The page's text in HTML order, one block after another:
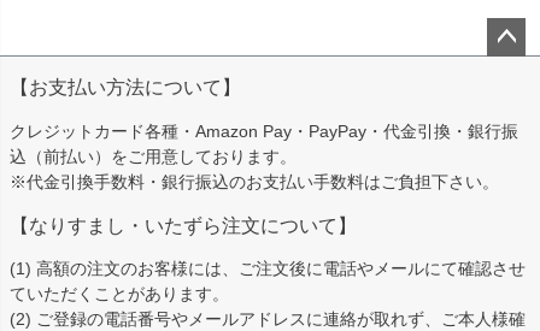
ップ
へ
【お支払い方法について】
クレジットカード各種・Amazon Pay・PayPay・代金引換・銀行振
込（前払い）をご用意しております。
※代金引換手数料・銀行振込のお支払い手数料はご負担下さい。
【なりすまし・いたずら注文について】
(1) 高額の注文のお客様には、ご注文後に電話やメールにて確認させ
ていただくことがあります。
(2) ご登録の電話番号やメールアドレスに連絡が取れず、ご本人様確